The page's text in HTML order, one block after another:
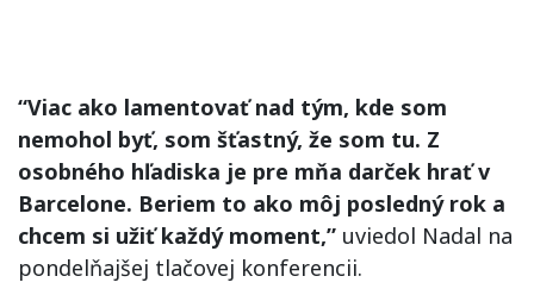
“Viac ako lamentovať nad tým, kde som
nemohol byť, som šťastný, že som tu. Z
osobného hľadiska je pre mňa darček hrať v
Barcelone. Beriem to ako môj posledný rok a
chcem si užiť každý moment,” uviedol Nadal na
pondelňajšej tlačovej konferencii.